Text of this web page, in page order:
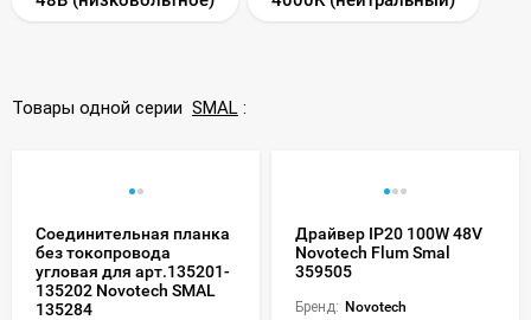
Товары одной серии SMAL :
Соединительная планка
без токопровода
угловая для арт.135201-
135202 Novotech SMAL
135284
Драйвер IP20 100W 48V
Novotech Flum Smal
359505
Бренд: Novotech